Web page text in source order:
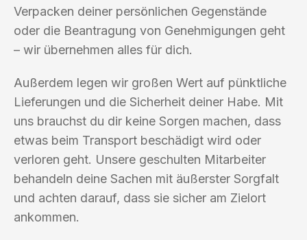
Verpacken deiner persönlichen Gegenstände
oder die Beantragung von Genehmigungen geht
– wir übernehmen alles für dich.
Außerdem legen wir großen Wert auf pünktliche
Lieferungen und die Sicherheit deiner Habe. Mit
uns brauchst du dir keine Sorgen machen, dass
etwas beim Transport beschädigt wird oder
verloren geht. Unsere geschulten Mitarbeiter
behandeln deine Sachen mit äußerster Sorgfalt
und achten darauf, dass sie sicher am Zielort
ankommen.